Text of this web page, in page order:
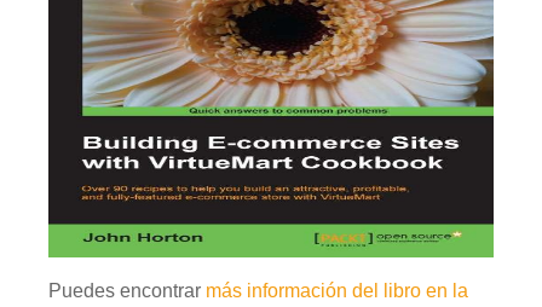
Puedes encontrar más información del libro en la